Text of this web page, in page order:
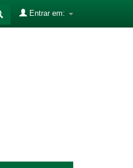
Entrar em: